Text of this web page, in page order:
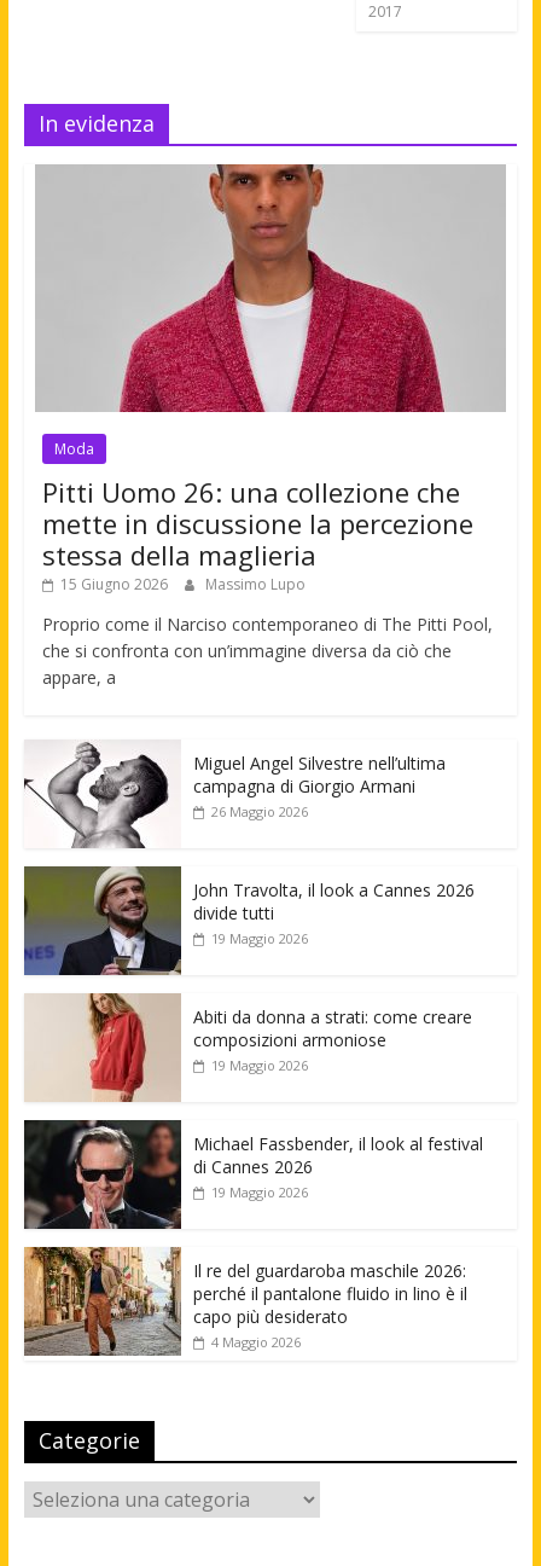
2017
In evidenza
Moda
Pitti Uomo 26: una collezione che
mette in discussione la percezione
stessa della maglieria
15 Giugno 2026 Massimo Lupo
Proprio come il Narciso contemporaneo di The Pitti Pool,
che si confronta con un’immagine diversa da ciò che
appare, a
Miguel Angel Silvestre nell’ultima
campagna di Giorgio Armani
26 Maggio 2026
John Travolta, il look a Cannes 2026
divide tutti
19 Maggio 2026
Abiti da donna a strati: come creare
composizioni armoniose
19 Maggio 2026
Michael Fassbender, il look al festival
di Cannes 2026
19 Maggio 2026
Il re del guardaroba maschile 2026:
perché il pantalone fluido in lino è il
capo più desiderato
4 Maggio 2026
Categorie
Categorie